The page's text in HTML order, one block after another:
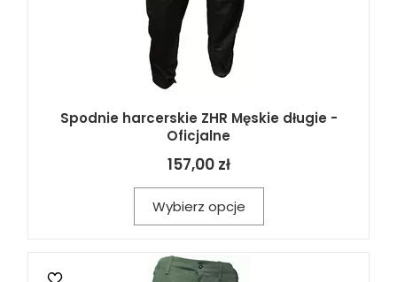
Spodnie harcerskie ZHR Męskie długie -
Oficjalne
157,00 zł
Wybierz opcje